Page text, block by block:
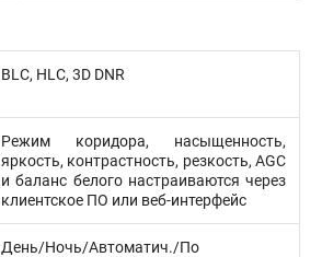
BLC, HLC, 3D DNR
Режим коридора, насыщенность,
яркость, контрастность, резкость, AGC
и баланс белого настраиваются через
клиентское ПО или веб-интерфейс
День/Ночь/Автоматич./По